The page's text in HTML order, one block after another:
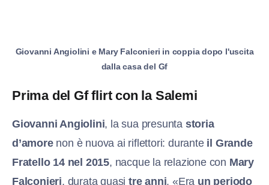
Giovanni Angiolini e Mary Falconieri in coppia dopo l'uscita
dalla casa del Gf
Prima del Gf flirt con la Salemi
Giovanni Angiolini, la sua presunta storia
d’amorenon è nuova ai riflettori: durante il Grande
Fratello 14 nel 2015, nacque la relazione con Mary
Falconieri, durata quasitre anni. «Era un periodo